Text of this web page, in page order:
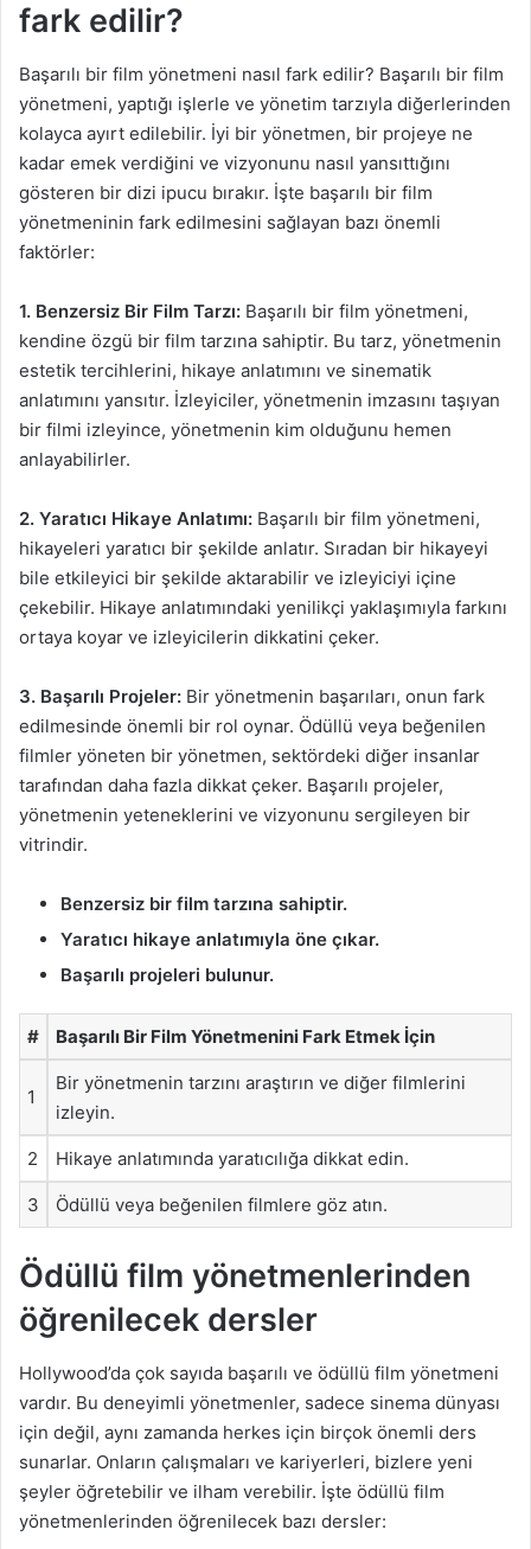
fark edilir?
Başarılı bir film yönetmeni nasıl fark edilir? Başarılı bir film
yönetmeni, yaptığı işlerle ve yönetim tarzıyla diğerlerinden
kolayca ayırt edilebilir. İyi bir yönetmen, bir projeye ne
kadar emek verdiğini ve vizyonunu nasıl yansıttığını
gösteren bir dizi ipucu bırakır. İşte başarılı bir film
yönetmeninin fark edilmesini sağlayan bazı önemli
faktörler:
1. Benzersiz Bir Film Tarzı: Başarılı bir film yönetmeni,
kendine özgü bir film tarzına sahiptir. Bu tarz, yönetmenin
estetik tercihlerini, hikaye anlatımını ve sinematik
anlatımını yansıtır. İzleyiciler, yönetmenin imzasını taşıyan
bir filmi izleyince, yönetmenin kim olduğunu hemen
anlayabilirler.
2. Yaratıcı Hikaye Anlatımı: Başarılı bir film yönetmeni,
hikayeleri yaratıcı bir şekilde anlatır. Sıradan bir hikayeyi
bile etkileyici bir şekilde aktarabilir ve izleyiciyi içine
çekebilir. Hikaye anlatımındaki yenilikçi yaklaşımıyla farkını
ortaya koyar ve izleyicilerin dikkatini çeker.
3. Başarılı Projeler: Bir yönetmenin başarıları, onun fark
edilmesinde önemli bir rol oynar. Ödüllü veya beğenilen
filmler yöneten bir yönetmen, sektördeki diğer insanlar
tarafından daha fazla dikkat çeker. Başarılı projeler,
yönetmenin yeteneklerini ve vizyonunu sergileyen bir
vitrindir.
Benzersiz bir film tarzına sahiptir.
Yaratıcı hikaye anlatımıyla öne çıkar.
Başarılı projeleri bulunur.
# Başarılı Bir Film Yönetmenini Fark Etmek İçin
1
Bir yönetmenin tarzını araştırın ve diğer filmlerini
izleyin.
2 Hikaye anlatımında yaratıcılığa dikkat edin.
3 Ödüllü veya beğenilen filmlere göz atın.
Ödüllü film yönetmenlerinden
öğrenilecek dersler
Hollywood’da çok sayıda başarılı ve ödüllü film yönetmeni
vardır. Bu deneyimli yönetmenler, sadece sinema dünyası
için değil, aynı zamanda herkes için birçok önemli ders
sunarlar. Onların çalışmaları ve kariyerleri, bizlere yeni
şeyler öğretebilir ve ilham verebilir. İşte ödüllü film
yönetmenlerinden öğrenilecek bazı dersler: